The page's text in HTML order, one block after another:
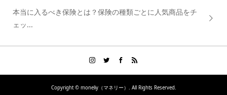
本当に入るべき保険とは？保険の種類ごとに人気商品をチ
ェッ...
Copyright ©moneliy（マネリー）. All Rights Reserved.